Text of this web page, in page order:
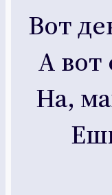
Вот
А
На,